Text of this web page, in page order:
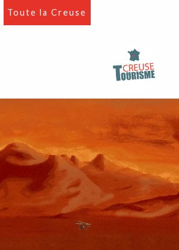
Aller
Toute la Creuse